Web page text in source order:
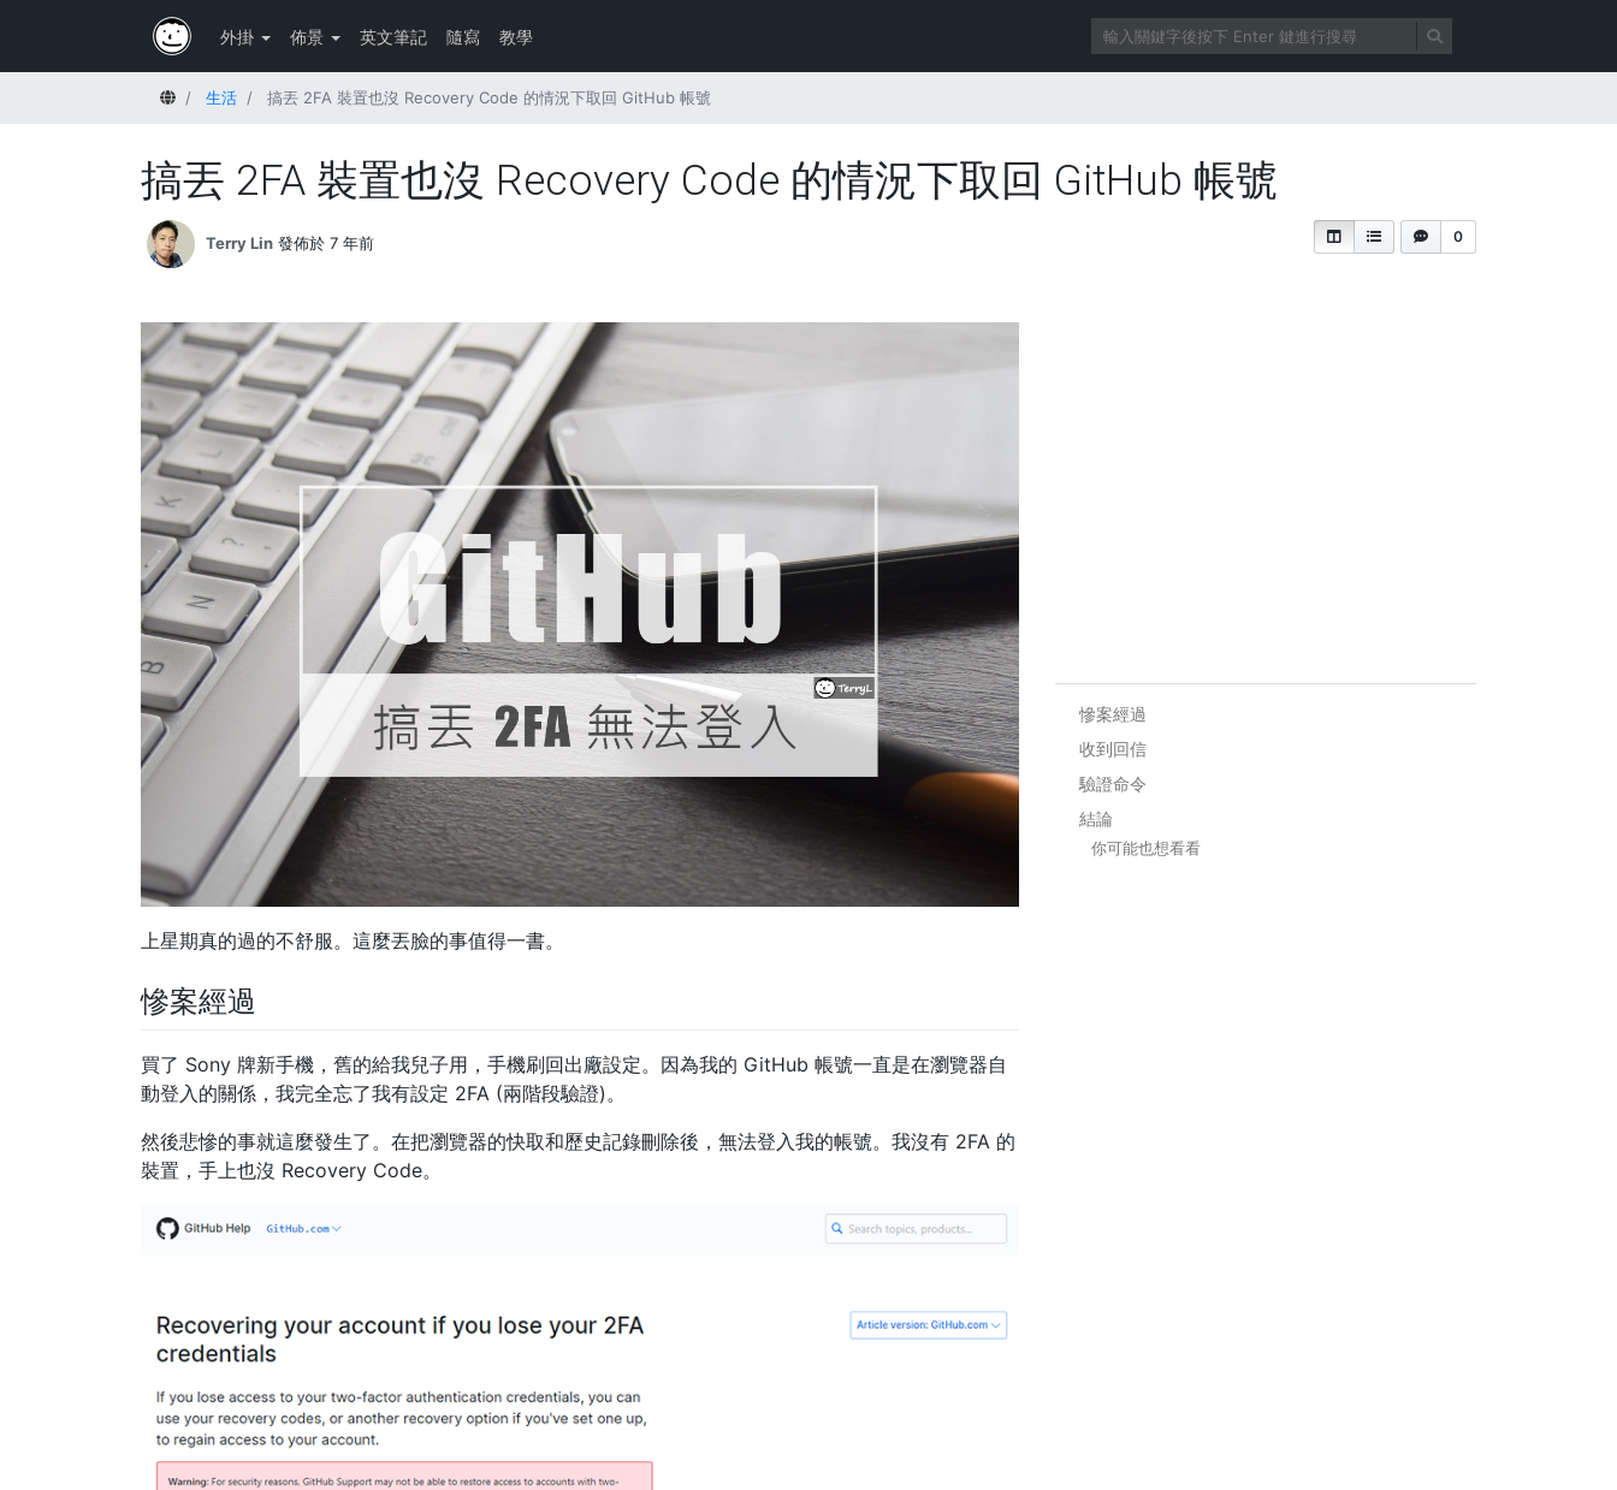
外掛 佈景 英文筆記 隨寫 教學
首頁 生活 搞丟 2FA 裝置也沒 Recovery Code 的情況下取回 GitHub 帳號
搞丟 2FA 裝置也沒 Recovery Code 的情況下取回 GitHub 帳號
0
Terry Lin 發佈於 7 年前
上星期真的過的不舒服。這麼丟臉的事值得一書。
慘案經過
買了 Sony 牌新手機，舊的給我兒子用，手機刷回出廠設定。因為我的 GitHub 帳號一直是在瀏覽器自
動登入的關係，我完全忘了我有設定 2FA (兩階段驗證)。
然後悲慘的事就這麼發生了。在把瀏覽器的快取和歷史記錄刪除後，無法登入我的帳號。我沒有 2FA 的
裝置，手上也沒 Recovery Code。
慘案經過
收到回信
驗證命令
結論
你可能也想看看